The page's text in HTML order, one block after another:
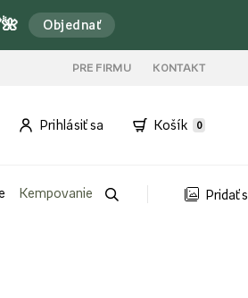
Objednať
PRE FIRMU KONTAKT
Prihlásiť sa Košík 0
Kempovanie Pridať